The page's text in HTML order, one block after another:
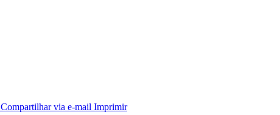
Compartilhar via e-mail Imprimir